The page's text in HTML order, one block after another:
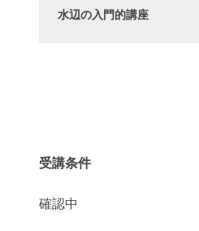
水辺の入門的講座
受講条件
確認中